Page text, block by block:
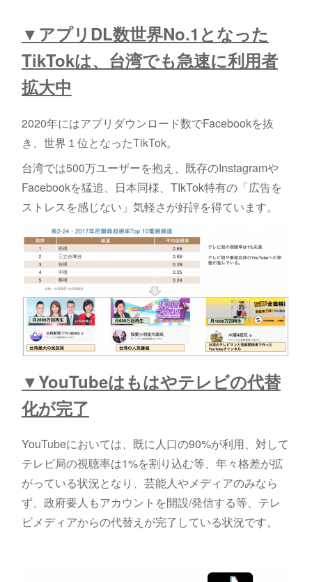
▼アプリDL数世界No.1となった
TikTokは、台湾でも急速に利用者
拡大中
2020年にはアプリダウンロード数でFacebookを抜
き、世界１位となったTikTok。
台湾では500万ユーザーを抱え、既存のInstagramや
Facebookを猛追、日本同様、TIkTok特有の「広告を
ストレスを感じない」気軽さが好評を得ています。
▼YouTubeはもはやテレビの代替
化が完了
YouTubeにおいては、既に人口の90%が利用、対して
テレビ局の視聴率は1%を割り込む等、年々格差が拡
がっている状況となり、芸能人やメディアのみなら
ず、政府要人もアカウントを開設/発信する等、テレ
ビメディアからの代替えが完了している状況です。